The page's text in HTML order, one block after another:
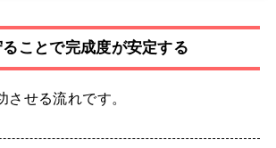
ことで完成度が安定する
せる流れです。